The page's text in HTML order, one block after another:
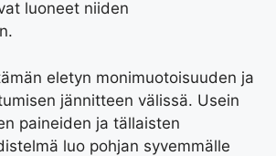
luoneet niiden
eletyn monimuotoisuuden ja
jännitteen välissä. Usein
paineiden ja tällaisten
luo pohjan syvemmälle